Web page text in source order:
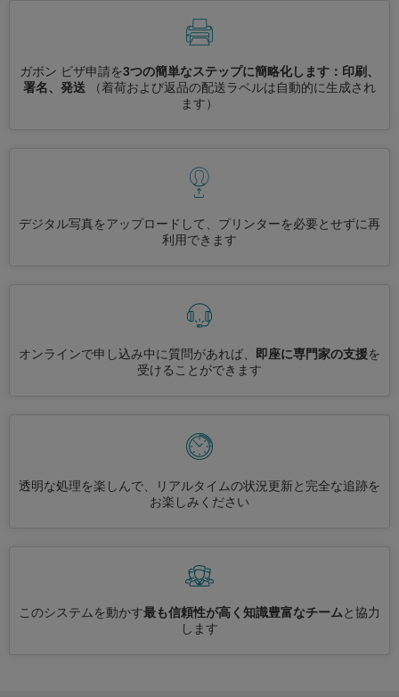
ガボン ビザ申請を3つの簡単なステップに簡略化します：印刷、
署名、発送
（着荷および返品の配送ラベルは自動的に生成され
ます）
デジタル写真をアップロードして、プリンターを必要とせずに再
利用できます
オンラインで申し込み中に質問があれば、 即座に専門家の支援を
受けることができます
透明な処理を楽しんで、リアルタイムの状況更新と完全な追跡を
お楽しみください
このシステムを動かす最も信頼性が高く知識豊富なチームと協力
します